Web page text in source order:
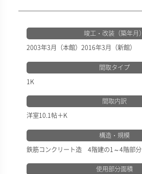
竣工・改装（築年月）
2003年3月（本館）2016年3月（新館）
間取タイプ
1K
間取内訳
洋室10.1帖＋K
構造・規模
鉄筋コンクリート造 4階建の1～4階部分
使用部分面積